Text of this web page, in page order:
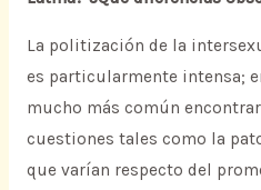
La politización de la
es particularmente intensa;
mucho más común
cuestiones tales como la
que varían respecto del